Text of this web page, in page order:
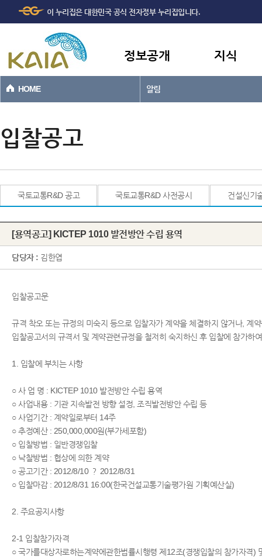
본문바로가기
이 누리집은 대한민국 공식 전자정부 누리집입니다.
정보공개 지식
HOME 알림
입찰공고
국토교통R&D 공고 국토교통R&D 사전공시 건설신기
[용역공고] KICTEP 1010 발전방안 수립 용역
담당자 : 김한엽
입찰공고문
규격 착오 또는 규정의 미숙지 등으로 입찰자가 계약을 체결하지 않거나, 계
입찰공고서의 규격서 및 계약관련규정을 철저히 숙지하신 후 입찰에 참가하
1. 입찰에 부치는 사항
○ 사 업 명 : KICTEP 1010 발전방안 수립 용역
○ 사업내용 : 기관 지속발전 방향 설정, 조직발전방안 수립 등
○ 사업기간 : 계약일로부터 14주
○ 추정예산 : 250,000,000원(부가세포함)
○ 입찰방법 : 일반경쟁입찰
○ 낙찰방법 : 협상에 의한 계약
○ 공고기간 : 2012/8/10 ？ 2012/8/31
○ 입찰마감 : 2012/8/31 16:00(한국건설교통기술평가원 기획예산실)
2. 주요공지사항
2-1 입찰참가자격
○ 국가를대상자로하는계약에관한법률시행령 제12조(경쟁입찰의 참가자격